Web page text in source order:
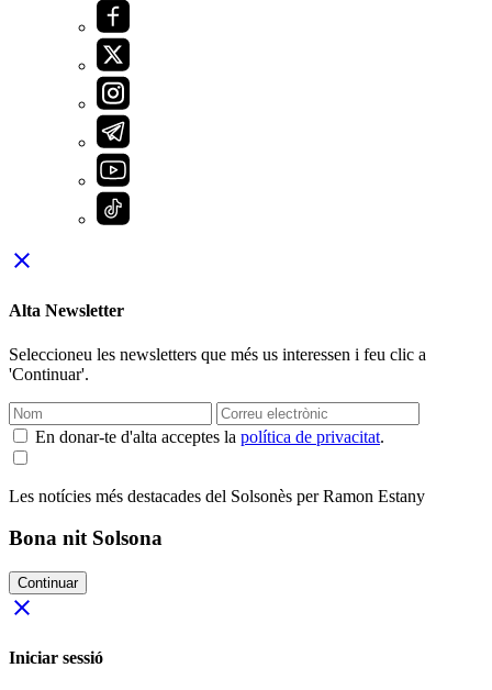
close
Alta Newsletter
Seleccioneu les newsletters que més us interessen i feu clic a
'Continuar'.
En donar-te d'alta acceptes la política de privacitat.
Les notícies més destacades del Solsonès per Ramon Estany
Bona nit Solsona
Continuar
close
Iniciar sessió